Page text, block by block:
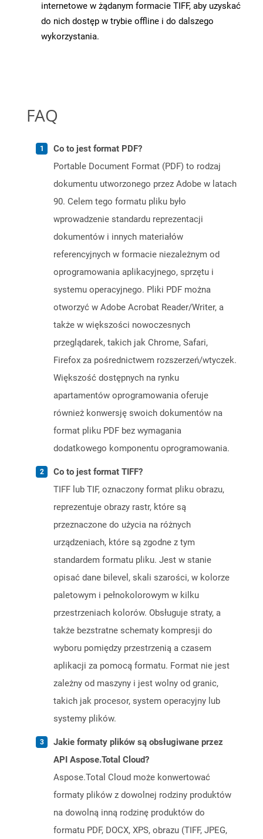
internetowe w żądanym formacie TIFF, aby uzyskać
do nich dostęp w trybie offline i do dalszego
wykorzystania.
FAQ
Co to jest format PDF?
Portable Document Format (PDF) to rodzaj
dokumentu utworzonego przez Adobe w latach
90. Celem tego formatu pliku było
wprowadzenie standardu reprezentacji
dokumentów i innych materiałów
referencyjnych w formacie niezależnym od
oprogramowania aplikacyjnego, sprzętu i
systemu operacyjnego. Pliki PDF można
otworzyć w Adobe Acrobat Reader/Writer, a
także w większości nowoczesnych
przeglądarek, takich jak Chrome, Safari,
Firefox za pośrednictwem rozszerzeń/wtyczek.
Większość dostępnych na rynku
apartamentów oprogramowania oferuje
również konwersję swoich dokumentów na
format pliku PDF bez wymagania
dodatkowego komponentu oprogramowania.
Co to jest format TIFF?
TIFF lub TIF, oznaczony format pliku obrazu,
reprezentuje obrazy rastr, które są
przeznaczone do użycia na różnych
urządzeniach, które są zgodne z tym
standardem formatu pliku. Jest w stanie
opisać dane bilevel, skali szarości, w kolorze
paletowym i pełnokolorowym w kilku
przestrzeniach kolorów. Obsługuje straty, a
także bezstratne schematy kompresji do
wyboru pomiędzy przestrzenią a czasem
aplikacji za pomocą formatu. Format nie jest
zależny od maszyny i jest wolny od granic,
takich jak procesor, system operacyjny lub
systemy plików.
Jakie formaty plików są obsługiwane przez
API Aspose.Total Cloud?
Aspose.Total Cloud może konwertować
formaty plików z dowolnej rodziny produktów
na dowolną inną rodzinę produktów do
formatu PDF, DOCX, XPS, obrazu (TIFF, JPEG,